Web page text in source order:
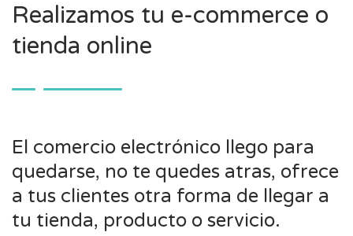
Realizamos tu e-commerce o
tienda online
El comercio electrónico llego para
quedarse, no te quedes atras, ofrece
a tus clientes otra forma de llegar a
tu tienda, producto o servicio.